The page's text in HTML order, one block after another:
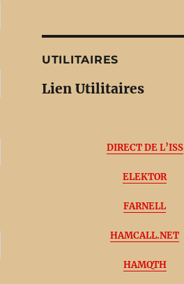
UTILITAIRES
Lien Utilitaires
DIRECT DE L’ISS
ELEKTOR
FARNELL
HAMCALL.NET
HAMQTH